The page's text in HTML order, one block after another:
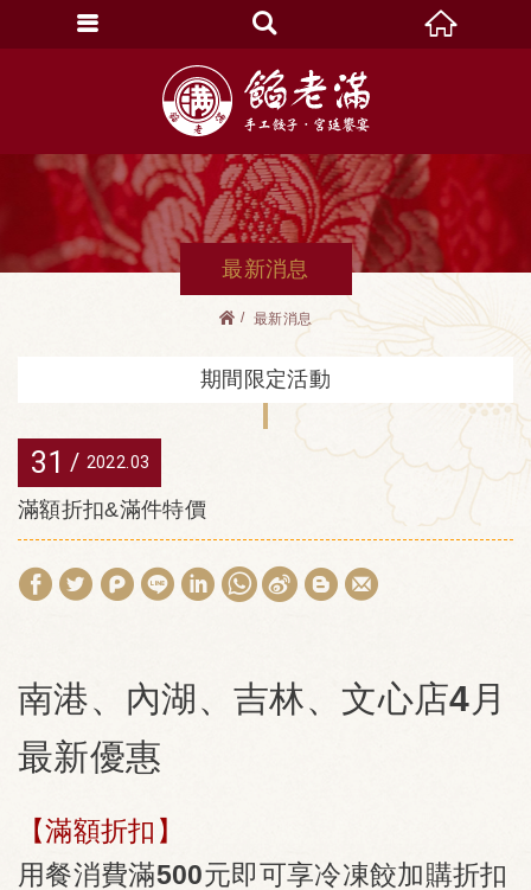
最新消息
最新消息
期間限定活動
31 03
2022
滿額折扣&滿件特價
南港、內湖、吉林、文心店4月
最新優惠
【滿額折扣】
用餐消費滿500元即可享冷凍餃加購折扣